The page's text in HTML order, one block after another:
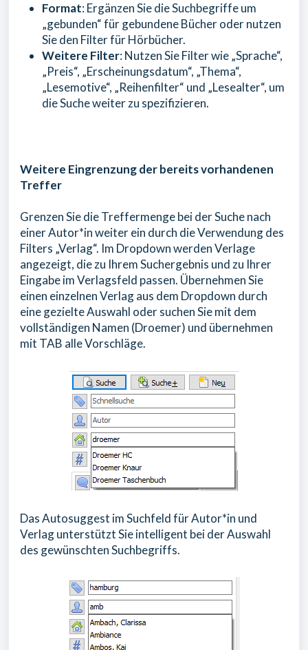
Format: Ergänzen Sie die Suchbegriffe um
„gebunden“ für gebundene Bücher oder nutzen
Sie den Filter für Hörbücher.
Weitere Filter: Nutzen Sie Filter wie „Sprache“,
„Preis“, „Erscheinungsdatum“, „Thema“,
„Lesemotive“, „Reihenfilter“ und „Lesealter“, um
die Suche weiter zu spezifizieren.
Weitere Eingrenzung der bereits vorhandenen
Treffer
Grenzen Sie die Treffermenge bei der Suche nach
einer Autor*in weiter ein durch die Verwendung des
Filters „Verlag“. Im Dropdown werden Verlage
angezeigt, die zu Ihrem Suchergebnis und zu Ihrer
Eingabe im Verlagsfeld passen. Übernehmen Sie
einen einzelnen Verlag aus dem Dropdown durch
eine gezielte Auswahl oder suchen Sie mit dem
vollständigen Namen (Droemer) und übernehmen
mit TAB alle Vorschläge.
Das Autosuggest im Suchfeld für Autor*in und
Verlag unterstützt Sie intelligent bei der Auswahl
des gewünschten Suchbegriffs.